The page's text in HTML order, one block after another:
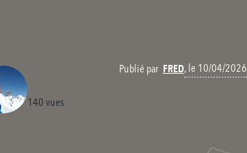
Publié par FRED, le 10/04/2026
140 vues